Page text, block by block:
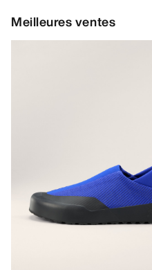
Meilleures ventes